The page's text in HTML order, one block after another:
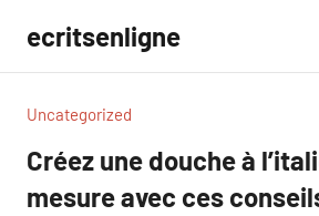
contenu
ecritsenligne
Uncategorized
Créez une douche à
mesure avec ces